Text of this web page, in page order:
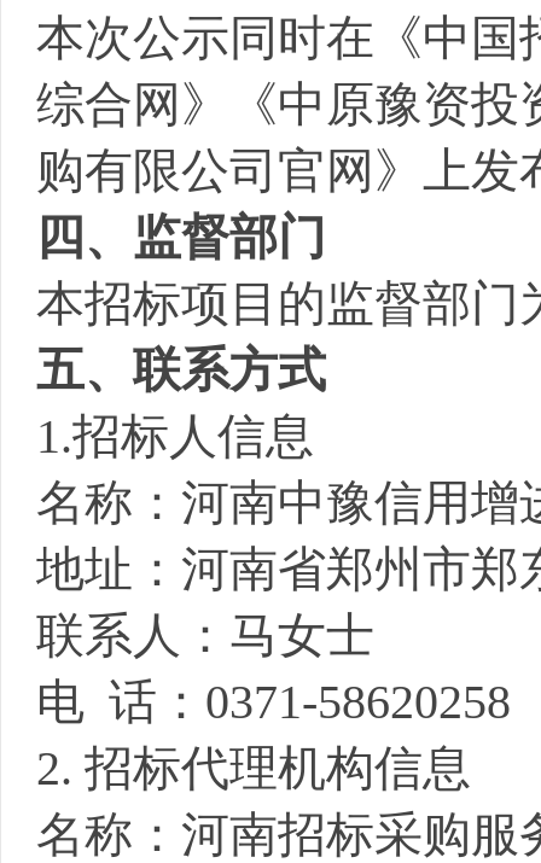
本次公示同时在《中国
综合网》《中原豫资投
购有限公司官网》 上发
四、监督部门
本招标项目的监督部门
五、联系方式
1.招标人信息
名称： 河南中豫信用增
地址：河南省郑州市郑
联系人：马女士
电 话： 0371-58620258
2. 招标代理机构信息
名称：河南招标采购服